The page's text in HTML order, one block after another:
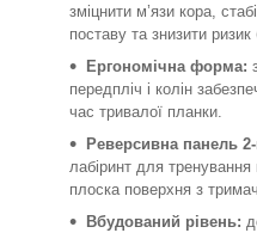
зміцнити м’язи кора,
поставу та знизити
Ергономічна форма:
передпліч і колін
час тривалої планки.
Реверсивна панель
лабіринт для тренування
плоска поверхня з
Вбудований рівень: